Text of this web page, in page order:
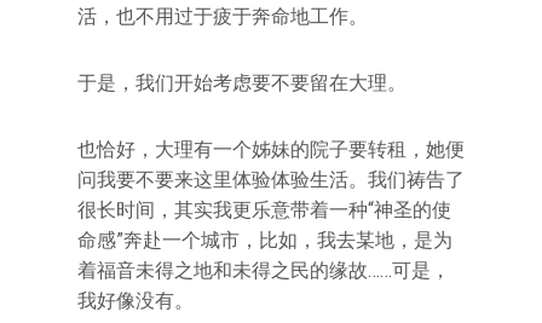
活，也不用过于疲于奔命地工作。
于是，我们开始考虑要不要留在大理。
也恰好，大理有一个姊妹的院子要转租，她便
问我要不要来这里体验体验生活。我们祷告了
很长时间，其实我更乐意带着一种“神圣的使
命感”奔赴一个城市，比如，我去某地，是为
着福音未得之地和未得之民的缘故……可是，
我好像没有。